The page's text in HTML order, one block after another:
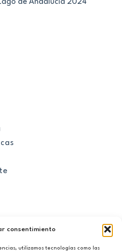
consentimiento
utilizamos tecnologías como las
de Andalucía 2024